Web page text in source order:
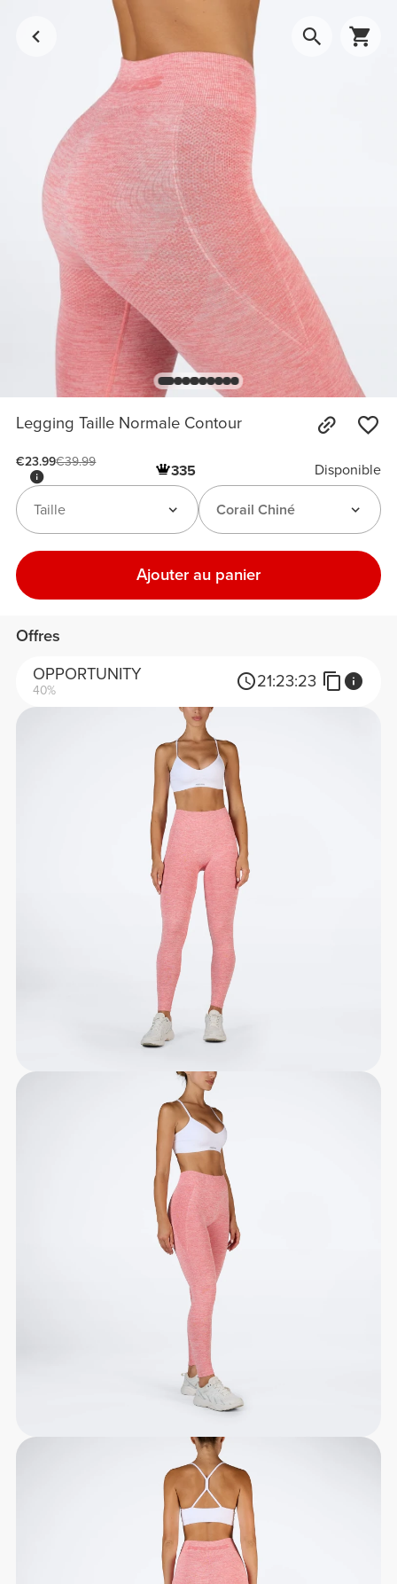
Legging Taille Normale Contour
€23.99€39.99
335 Disponible
Corail Chiné
Taille
Ajouter au panier
Offres
OPPORTUNITY
40% 21:23:23